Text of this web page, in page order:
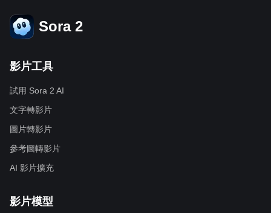
Sora 2
影片工具
試用 Sora 2 AI
文字轉影片
圖片轉影片
參考圖轉影片
AI 影片擴充
影片模型